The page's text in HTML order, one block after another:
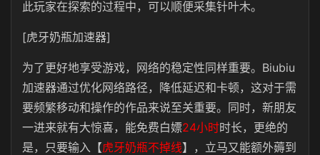
此玩家在探索的过程中，可以顺便采集针叶木。
[虎牙奶瓶加速器]
为了更好地享受游戏，网络的稳定性同样重要。Biubiu
加速器通过优化网络路径，降低延迟和卡顿，这对于需
要频繁移动和操作的作品来说至关重要。同时，新朋友
一进来就有大惊喜，能免费白嫖24小时时长，更绝的
是，只要输入【虎牙奶瓶不掉线】，立马又能额外薅到